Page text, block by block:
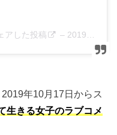
アした投稿 – 2019年 8月月27日午後10時29分PDT
年10月17日からス
生きる女子のラブコメ